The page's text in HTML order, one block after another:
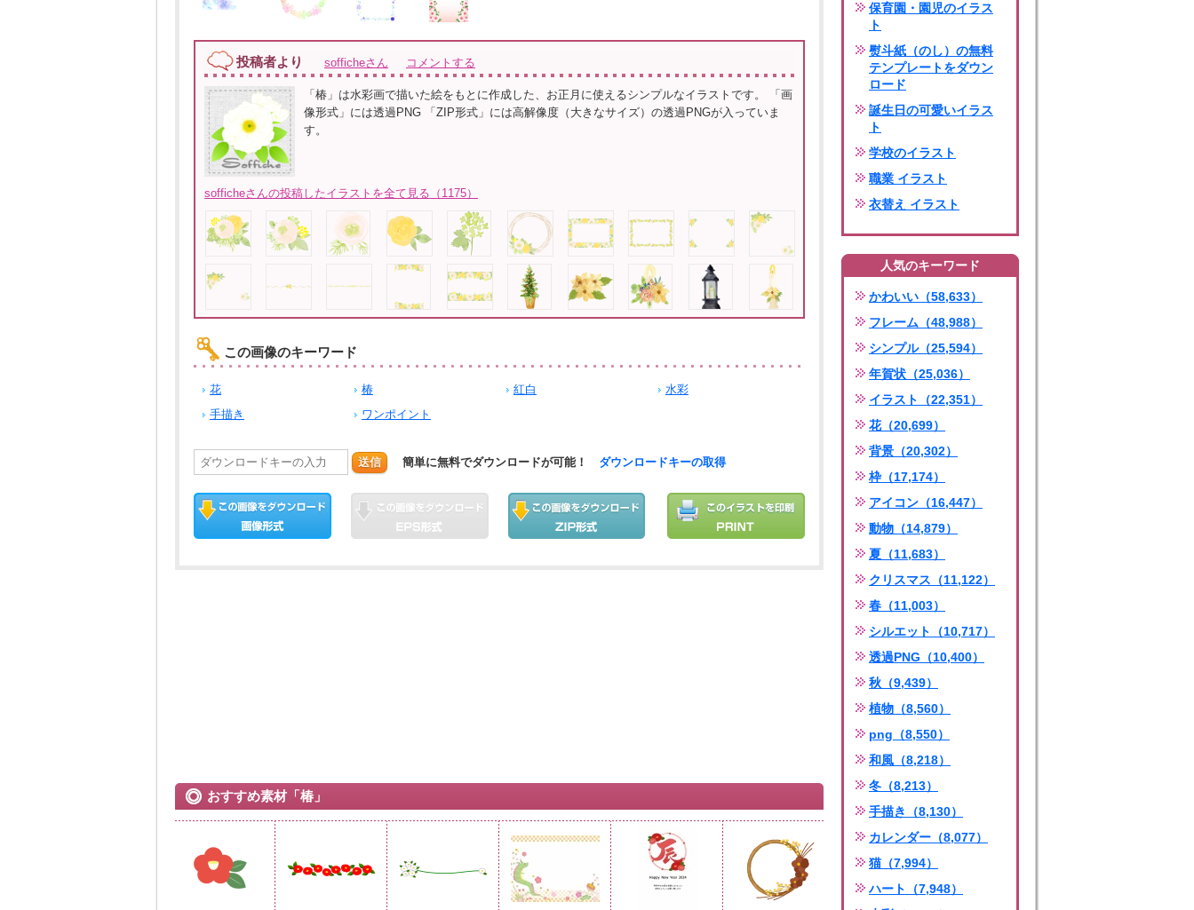
投稿者より sofficheさん コメントする
「椿」は水彩画で描いた絵をもとに作成した、お正月に使えるシンプルなイラストです。 「画
像形式」には透過PNG 「ZIP形式」には高解像度（大きなサイズ）の透過PNGが入っていま
す。
sofficheさんの投稿したイラストを全て見る（1175）
この画像のキーワード
花 椿 紅白
水彩
手描き
ワンポイント
送信 簡単に無料でダウンロードが可能！ ダウンロードキーの取得
おすすめ素材「椿」
保育園・園児のイラス
ト
熨斗紙（のし）の無料
テンプレートをダウン
ロード
誕生日の可愛いイラス
ト
学校のイラスト
職業 イラスト
衣替え イラスト
人気のキーワード
かわいい（58,633）
フレーム（48,988）
シンプル（25,594）
年賀状（25,036）
イラスト（22,351）
花（20,699）
背景（20,302）
枠（17,174）
アイコン（16,447）
動物（14,879）
夏（11,683）
クリスマス（11,122）
春（11,003）
シルエット（10,717）
透過PNG（10,400）
秋（9,439）
植物（8,560）
png（8,550）
和風（8,218）
冬（8,213）
手描き（8,130）
カレンダー（8,077）
猫（7,994）
ハート（7,948）